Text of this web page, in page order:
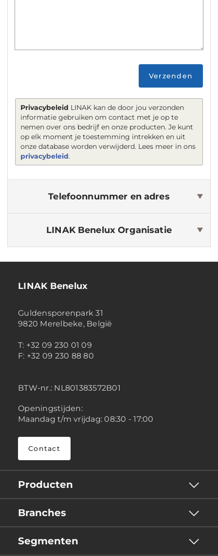
Verzenden
Privacybeleid LINAK kan de door jou verzonden
informatie gebruiken om contact met je op te
nemen over ons bedrijf en onze producten. Je kunt
op elk moment je toestemming intrekken en uit
onze database worden verwijderd. Lees meer in ons
privacybeleid.
Telefoonnummer en adres
LINAK BeneluxOrganisatie
LINAK Benelux
Guldensporenpark 31
9820 Merelbeke, België
T: +32 09 230 01 09
F: +32 09 230 88 80
BTW-nr.: NL801383572B01
Openingstijden:
Maandag t/m vrijdag: 08:30 - 17:00
Contact
Producten
Branches
Segmenten